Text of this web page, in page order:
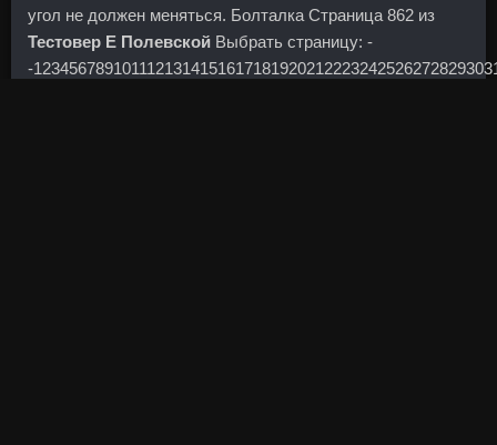
угол не должен меняться. Болталка Страница 862 из
Тестовер Е Полевской Выбрать страницу: -
-